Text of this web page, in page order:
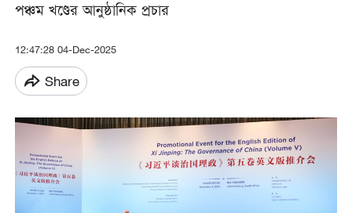
পঞ্চম খণ্ডের আনুষ্ঠানিক প্রচার
12:47:28 04-Dec-2025
Share